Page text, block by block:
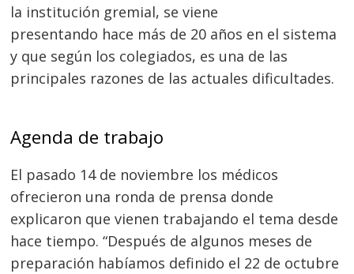
la institución gremial, se viene
presentando hace más de 20 años en el sistema
y que según los colegiados, es una de las
principales razones de las actuales dificultades.
Agenda de trabajo
El pasado 14 de noviembre los médicos
ofrecieron una ronda de prensa donde
explicaron que vienen trabajando el tema desde
hace tiempo. “Después de algunos meses de
preparación habíamos definido el 22 de octubre